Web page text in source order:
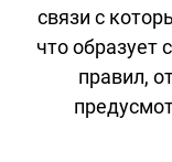
связи с
что образует
правил,